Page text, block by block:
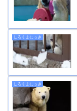
しろくまにっき
しろくまにっき